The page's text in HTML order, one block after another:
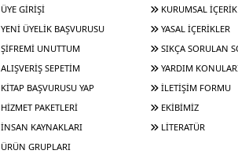
ÜYE GİRİŞİ
YENİ ÜYELİK BAŞVURUSU
ŞİFREMİ UNUTTUM
ALIŞVERİŞ SEPETİM
KİTAP BAŞVURUSU YAP
HİZMET PAKETLERİ
İNSAN KAYNAKLARI
ÜRÜN GRUPLARI
KURUMSAL
YASAL İÇERİKLER
SIKÇA SORULAN
YARDIM
İLETİŞİM FORMU
EKİBİMİZ
LİTERATÜR